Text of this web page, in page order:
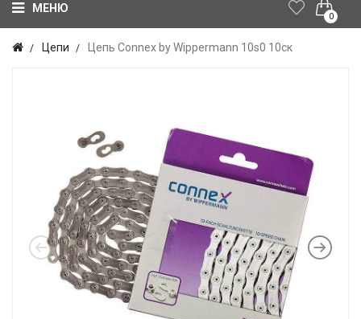
0
МЕНЮ
Цепи Цепь Connex by Wippermann 10s0 10ск